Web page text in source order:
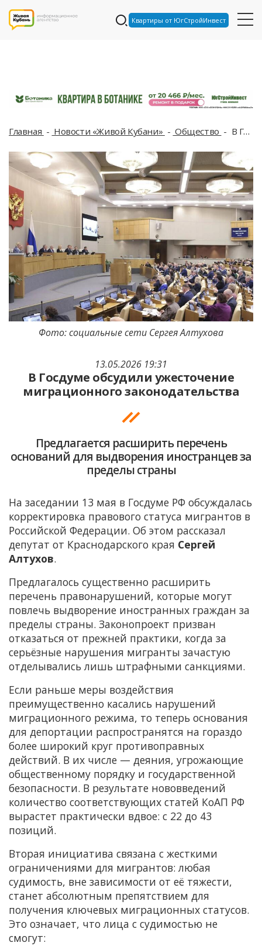
Квартиры от ЮгСтройИнвест
Главная Новости «Живой Кубани» Общество В Госдуме обсудили ужесточение миграционного законодательства
13.05.2026 19:31
В Госдуме обсудили ужесточение
миграционного законодательства
Предлагается расширить перечень
оснований для выдворения иностранцев за
пределы страны
Фото: социальные сети Сергея Алтухова
На заседании 13 мая в Госдуме РФ обсуждалась
корректировка правового статуса мигрантов в
Российской Федерации. Об этом рассказал
депутат от Краснодарского края Сергей
Алтухов.
Предлагалось существенно расширить
перечень правонарушений, которые могут
повлечь выдворение иностранных граждан за
пределы страны. Законопроект призван
отказаться от прежней практики, когда за
серьёзные нарушения мигранты зачастую
отделывались лишь штрафными санкциями.
Если раньше меры воздействия
преимущественно касались нарушений
миграционного режима, то теперь основания
для депортации распространятся на гораздо
более широкий круг противоправных
действий. В их числе — деяния, угрожающие
общественному порядку и государственной
безопасности. В результате нововведений
количество соответствующих статей КоАП РФ
вырастет практически вдвое: с 22 до 43
позиций.
Вторая инициатива связана с жесткими
ограничениями для мигрантов: любая
судимость, вне зависимости от её тяжести,
станет абсолютным препятствием для
получения ключевых миграционных статусов.
Это означает, что лица с судимостью не
смогут: